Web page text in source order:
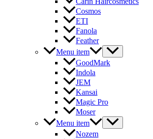
Cosmos
ETI
Fanola
Feather
Menu item
GoodMark
Indola
JEM
Kansai
Magic Pro
Moser
Menu item
Nozem